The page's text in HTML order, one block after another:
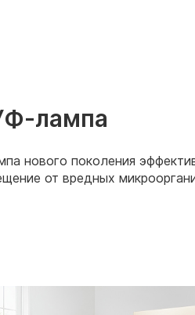
лампа
нового поколения
от вредных